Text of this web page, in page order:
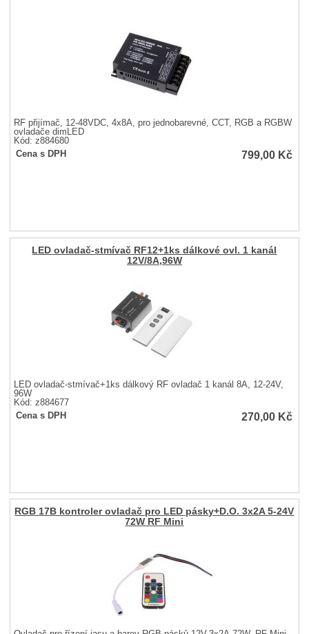
RF přijímač, 12-48VDC, 4x8A, pro jednobarevné, CCT, RGB a RGBW
ovladače dimLED
Kód: z884680
Cena s DPH
799,00 Kč
LED ovladač-stmívač RF12+1ks dálkové ovl. 1 kanál
12V/8A,96W
LED ovladač-stmívač+1ks dálkový RF ovladač 1 kanál 8A, 12-24V,
96W
Kód: z884677
Cena s DPH
270,00 Kč
RGB 17B kontroler ovladač pro LED pásky+D.O. 3x2A 5-24V
72W RF Mini